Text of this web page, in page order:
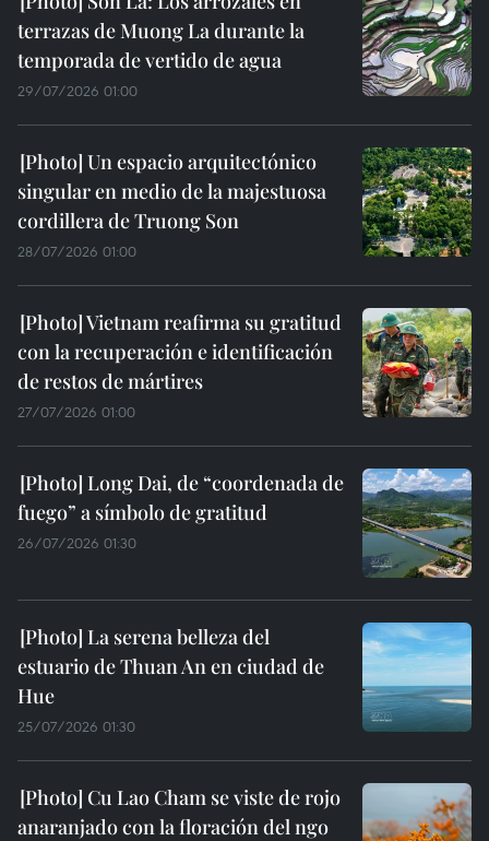
terrazas de Muong La durante la
temporada de vertido de agua
29/07/2026 01:00
Un espacio arquitectónico
singular en medio de la majestuosa
cordillera de Truong Son
28/07/2026 01:00
Vietnam reafirma su gratitud
con la recuperación e identificación
de restos de mártires
27/07/2026 01:00
Long Dai, de “coordenada de
fuego” a símbolo de gratitud
26/07/2026 01:30
La serena belleza del
estuario de Thuan An en ciudad de
Hue
25/07/2026 01:30
Cu Lao Cham se viste de rojo
anaranjado con la floración del ngo